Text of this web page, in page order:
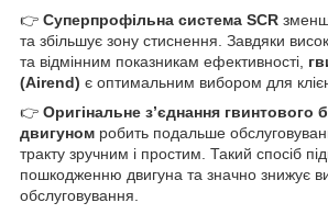
👉 Суперпрофільна система SCR
та збільшує зону стиснення. Завдяки
та відмінним показникам ефективності,
(Airend) є оптимальним вибором для
👉 Оригінальне з’єднання гвинтового
двигуном робить подальше
тракту зручним і простим. Такий спосіб
пошкодженню двигуна та значно знижує
обслуговування.